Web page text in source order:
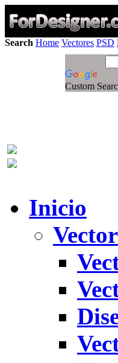
Search Home Vectores PSD
Custom
Inicio